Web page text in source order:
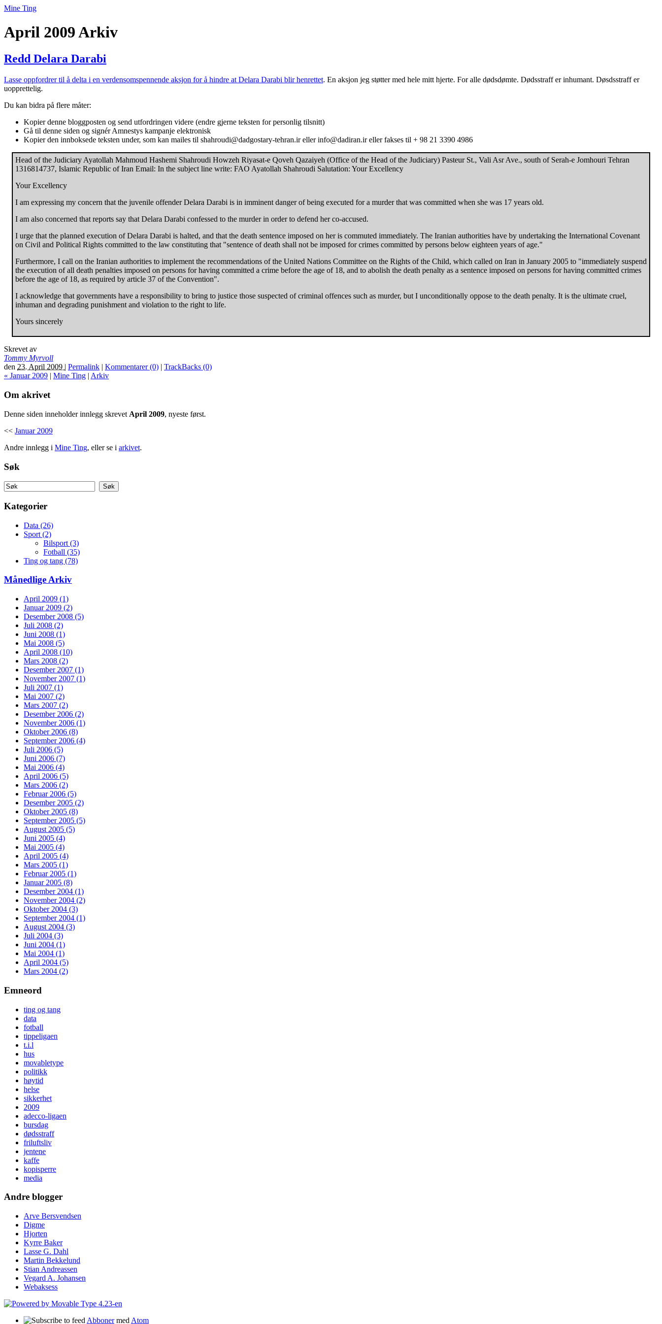
Mine Ting
April 2009 Arkiv
Redd Delara Darabi
Lasse oppfordrer til å delta i en verdensomspennende aksjon for å hindre at Delara Darabi blir henrettet. En aksjon jeg støtter med hele mitt hjerte. For alle dødsdømte. Dødsstraff er inhumant. Døsdsstraff er
uopprettelig.
Du kan bidra på flere måter:
Kopier denne bloggposten og send utfordringen videre (endre gjerne teksten for personlig tilsnitt)
Gå til denne siden og signér Amnestys kampanje elektronisk
Kopier den innboksede teksten under, som kan mailes til shahroudi@dadgostary-tehran.ir eller info@dadiran.ir eller fakses til + 98 21 3390 4986
Head of the Judiciary Ayatollah Mahmoud Hashemi Shahroudi Howzeh Riyasat-e Qoveh Qazaiyeh (Office of the Head of the Judiciary) Pasteur St., Vali Asr Ave., south of Serah-e Jomhouri Tehran
1316814737, Islamic Republic of Iran Email: In the subject line write: FAO Ayatollah Shahroudi Salutation: Your Excellency
Your Excellency
I am expressing my concern that the juvenile offender Delara Darabi is in imminent danger of being executed for a murder that was committed when she was 17 years old.
I am also concerned that reports say that Delara Darabi confessed to the murder in order to defend her co-accused.
I urge that the planned execution of Delara Darabi is halted, and that the death sentence imposed on her is commuted immediately. The Iranian authorities have by undertaking the International Covenant
on Civil and Political Rights committed to the law constituting that "sentence of death shall not be imposed for crimes committed by persons below eighteen years of age."
Furthermore, I call on the Iranian authorities to implement the recommendations of the United Nations Committee on the Rights of the Child, which called on Iran in January 2005 to "immediately suspend
the execution of all death penalties imposed on persons for having committed a crime before the age of 18, and to abolish the death penalty as a sentence imposed on persons for having committed crimes
before the age of 18, as required by article 37 of the Convention".
I acknowledge that governments have a responsibility to bring to justice those suspected of criminal offences such as murder, but I unconditionally oppose to the death penalty. It is the ultimate cruel,
inhuman and degrading punishment and violation to the right to life.
Yours sincerely
Skrevet av
Tommy Myrvoll
den 23. April 2009 | Permalink | Kommentarer (0) | TrackBacks (0)
« Januar 2009 | Mine Ting | Arkiv
Om akrivet
Denne siden inneholder innlegg skrevet April 2009, nyeste først.
<< Januar 2009
Andre innlegg i Mine Ting, eller se i arkivet.
Søk
Kategorier
Data (26)
Sport (2)
Bilsport (3)
Fotball (35)
Ting og tang (78)
Månedlige Arkiv
April 2009 (1)
Januar 2009 (2)
Desember 2008 (5)
Juli 2008 (2)
Juni 2008 (1)
Mai 2008 (5)
April 2008 (10)
Mars 2008 (2)
Desember 2007 (1)
November 2007 (1)
Juli 2007 (1)
Mai 2007 (2)
Mars 2007 (2)
Desember 2006 (2)
November 2006 (1)
Oktober 2006 (8)
September 2006 (4)
Juli 2006 (5)
Juni 2006 (7)
Mai 2006 (4)
April 2006 (5)
Mars 2006 (2)
Februar 2006 (5)
Desember 2005 (2)
Oktober 2005 (8)
September 2005 (5)
August 2005 (5)
Juni 2005 (4)
Mai 2005 (4)
April 2005 (4)
Mars 2005 (1)
Februar 2005 (1)
Januar 2005 (8)
Desember 2004 (1)
November 2004 (2)
Oktober 2004 (3)
September 2004 (1)
August 2004 (3)
Juli 2004 (3)
Juni 2004 (1)
Mai 2004 (1)
April 2004 (5)
Mars 2004 (2)
Emneord
ting og tang
data
fotball
tippeligaen
t.i.l
hus
movabletype
politikk
høytid
helse
sikkerhet
2009
adecco-ligaen
bursdag
dødsstraff
friluftsliv
jentene
kaffe
kopisperre
media
Andre blogger
Arve Bersvendsen
Digme
Hjorten
Kyrre Baker
Lasse G. Dahl
Martin Bekkelund
Stian Andreassen
Vegard A. Johansen
Webaksess
Abbonermed Atom